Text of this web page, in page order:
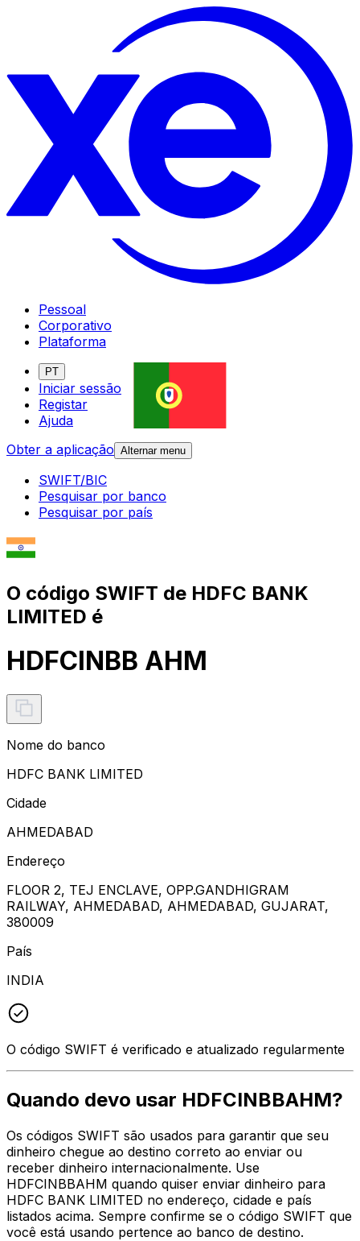
Pessoal
Corporativo
Plataforma
PT
Iniciar sessão
Registar
Ajuda
Obter a aplicação Alternar menu
SWIFT/BIC
Pesquisar por banco
Pesquisar por país
O código SWIFT de HDFC BANK
LIMITED é
HDFCINBB AHM
Nome do banco
HDFC BANK LIMITED
Cidade
AHMEDABAD
Endereço
FLOOR 2, TEJ ENCLAVE, OPP.GANDHIGRAM
RAILWAY, AHMEDABAD, AHMEDABAD, GUJARAT,
380009
País
INDIA
O código SWIFT é verificado e atualizado regularmente
Quando devo usar HDFCINBBAHM?
Os códigos SWIFT são usados para garantir que seu
dinheiro chegue ao destino correto ao enviar ou
receber dinheiro internacionalmente. Use
HDFCINBBAHM quando quiser enviar dinheiro para
HDFC BANK LIMITED no endereço, cidade e país
listados acima. Sempre confirme se o código SWIFT que
você está usando pertence ao banco de destino.